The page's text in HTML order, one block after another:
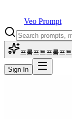
Veo Prompt
프롬프트프롬프트
Sign In